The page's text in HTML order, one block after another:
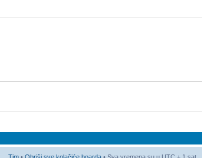
Tim • Obriši sve kolačiće boarda • Sva vremena su u UTC + 1 sat